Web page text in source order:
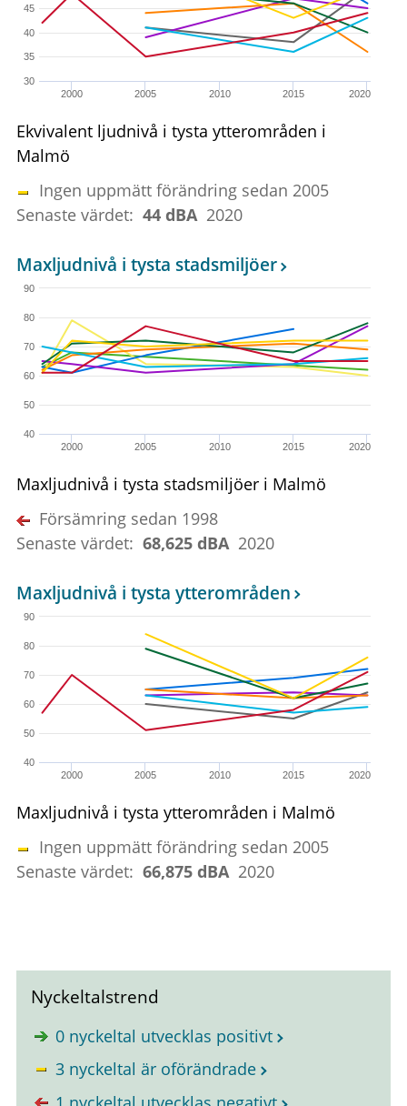
2000 2005 2010 2015 2020
30
35
40
45
Ekvivalent ljudnivå i tysta ytterområden i
Malmö
Ingen uppmätt förändring sedan 2005
Senaste värdet: 44 dBA 2020
2000 2005 2010 2015 2020
40
50
60
70
80
90
Maxljudnivå i tysta stadsmiljöer
Maxljudnivå i tysta stadsmiljöer i Malmö
Försämring sedan 1998
Senaste värdet: 68,625 dBA 2020
2000 2005 2010 2015 2020
40
50
60
70
80
90
Maxljudnivå i tysta ytterområden
Maxljudnivå i tysta ytterområden i Malmö
Ingen uppmätt förändring sedan 2005
Senaste värdet: 66,875 dBA 2020
Nyckeltalstrend
0 nyckeltal utvecklas positivt
3 nyckeltal är oförändrade